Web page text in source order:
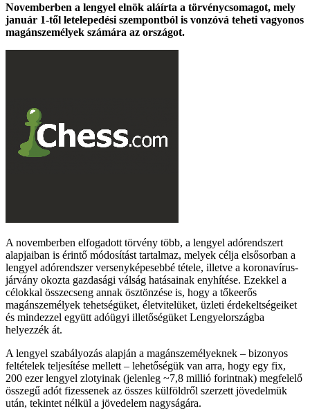
Novemberben a lengyel elnök aláírta a törvénycsomagot, mely
január 1-től letelepedési szempontból is vonzóvá teheti vagyonos
magánszemélyek számára az országot.
A novemberben elfogadott törvény több, a lengyel adórendszert
alapjaiban is érintő módosítást tartalmaz, melyek célja elsősorban a
lengyel adórendszer versenyképesebbé tétele, illetve a koronavírus-
járvány okozta gazdasági válság hatásainak enyhítése. Ezekkel a
célokkal összecseng annak ösztönzése is, hogy a tőkeerős
magánszemélyek tehetségüket, életvitelüket, üzleti érdekeltségeiket
és mindezzel együtt adóügyi illetőségüket Lengyelországba
helyezzék át.
A lengyel szabályozás alapján a magánszemélyeknek – bizonyos
feltételek teljesítése mellett – lehetőségük van arra, hogy egy fix,
200 ezer lengyel zlotyinak (jelenleg ~7,8 millió forintnak) megfelelő
összegű adót fizessenek az összes külföldről szerzett jövedelmük
után, tekintet nélkül a jövedelem nagyságára.